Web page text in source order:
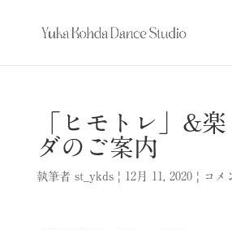
「ヒモトレ」&
ダのご案内
執筆者 st_ykds| 12月 11, 2020| コメ